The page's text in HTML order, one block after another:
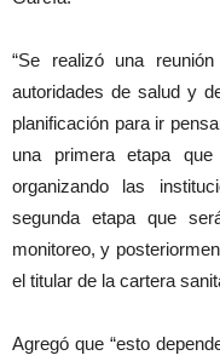
“Se realizó una
autoridades de salud y
planificación para ir
una primera etapa
organizando las
segunda etapa que
monitoreo, y
el titular de la cartera
Agregó que “esto